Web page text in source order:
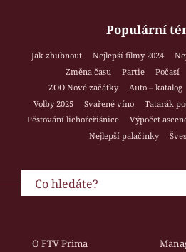
Populární
Jak zhubnout Nejlepší filmy 2024
Změna času
Partie Počasí
ZOO Nové začátky
Auto – katalog
Volby 2025
Svařené víno Tatarák
Pěstování lichořeřišnice
Výpočet
Nejlepší palačinky
O FTV Prima